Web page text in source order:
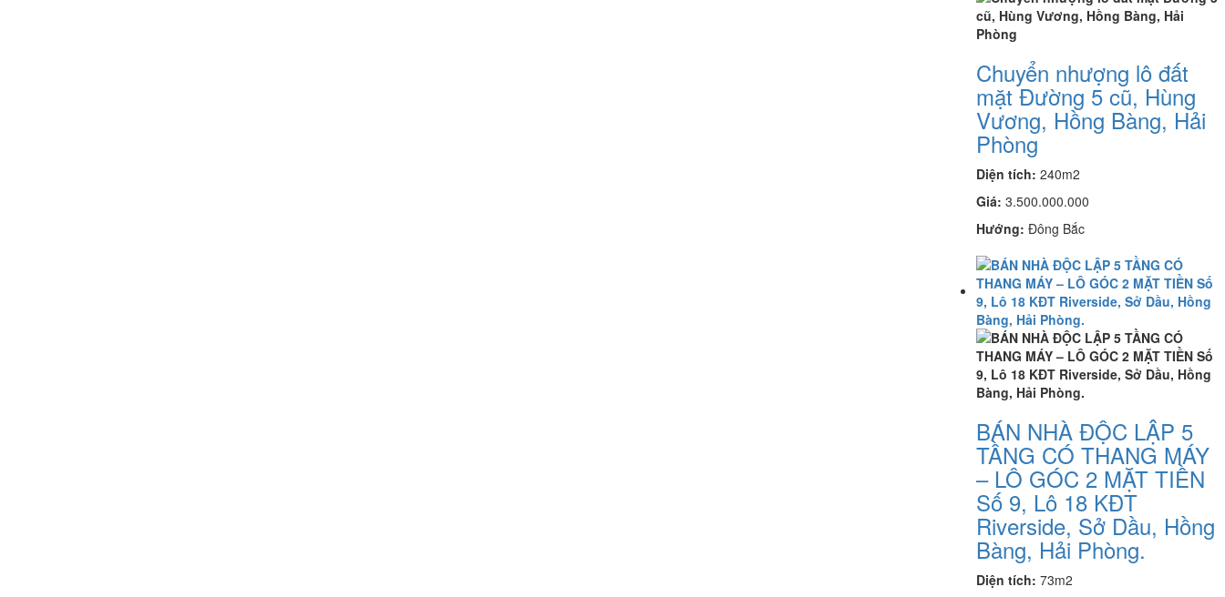
Chuyển nhượng lô đất
mặt Đường 5 cũ, Hùng
Vương, Hồng Bàng, Hải
Phòng
Diện tích: 240m2
Giá: 3.500.000.000
Hướng: Đông Bắc
BÁN NHÀ ĐỘC LẬP 5
TẦNG CÓ THANG MÁY
– LÔ GÓC 2 MẶT TIỀN
Số 9, Lô 18 KĐT
Riverside, Sở Dầu, Hồng
Bàng, Hải Phòng.
Diện tích: 73m2